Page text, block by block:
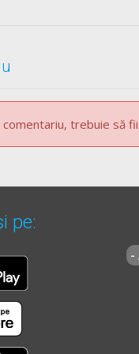
şi se sancţionează
pentru o perioada
cu deficiențe
111
sau dovada
trebuie să
pe:
-